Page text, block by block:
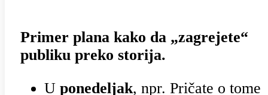
Primer plana kako da „zagrejete“
publiku preko storija.
U ponedeljak, npr. Pričate o tome